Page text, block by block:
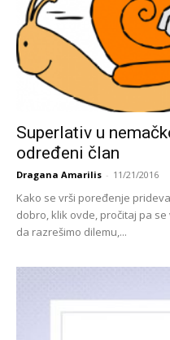
Superlativ u
određeni član
Dragana Amarilis - 11/21/2016
Kako se vrši poređenje
dobro, klik ovde, pročitaj pa
da razrešimo dilemu,...